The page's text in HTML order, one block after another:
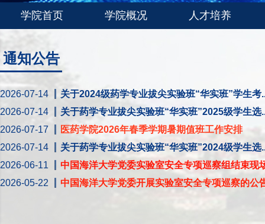
学院首页 学院概况 人才培养
通知公告
2026-07-14
关于2024级药学专业拔尖实验班“华实班”学生考
2026-07-14
关于药学专业拔尖实验班“华实班”2025级学生选
2026-07-17
医药学院2026年春季学期暑期值班工作安排
2026-07-14
关于药学专业拔尖实验班“华实班”2024级学生选
2026-06-11
中国海洋大学党委实验室安全专项巡察组结束现
2026-05-22
中国海洋大学党委开展实验室安全专项巡察的公